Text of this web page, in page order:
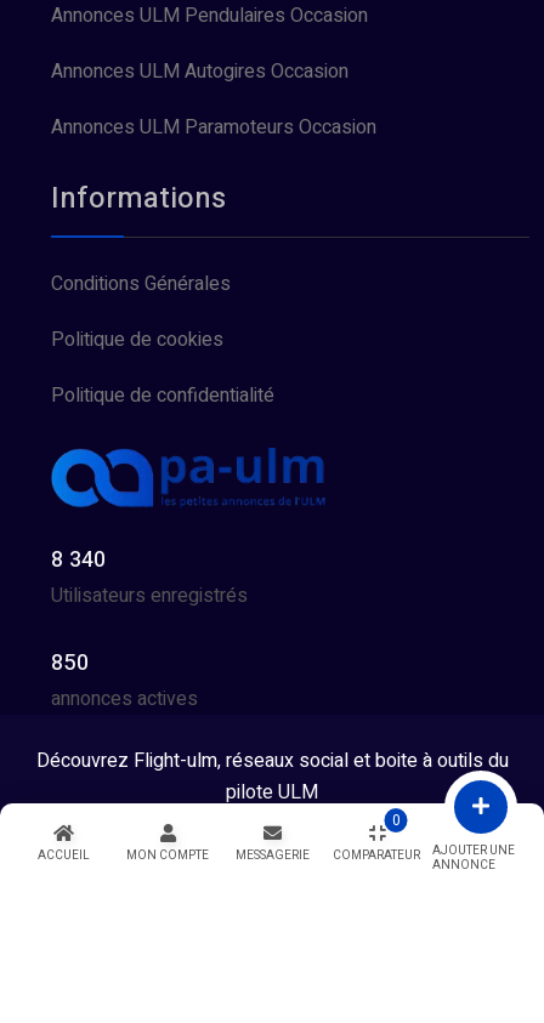
ACCUEIL MON COMPTE MESSAGERIE COMPARATEUR
0
AJOUTER UNE
ANNONCE
Annonces ULM Pendulaires Occasion
Annonces ULM Autogires Occasion
Annonces ULM Paramoteurs Occasion
Informations
Conditions Générales
Politique de cookies
Politique de confidentialité
8 340
Utilisateurs enregistrés
850
annonces actives
Découvrez Flight-ulm, réseaux social et boite à outils du
pilote ULM
Tous droits réservés © 2026 - Developpé par GG Team